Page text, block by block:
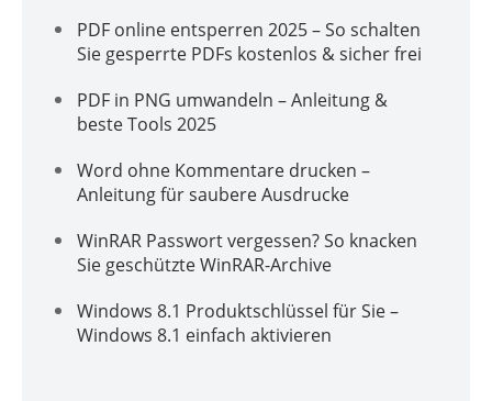
PDF online entsperren 2025 – So schalten
Sie gesperrte PDFs kostenlos & sicher frei
PDF in PNG umwandeln – Anleitung &
beste Tools 2025
Word ohne Kommentare drucken –
Anleitung für saubere Ausdrucke
WinRAR Passwort vergessen? So knacken
Sie geschützte WinRAR-Archive
Windows 8.1 Produktschlüssel für Sie –
Windows 8.1 einfach aktivieren